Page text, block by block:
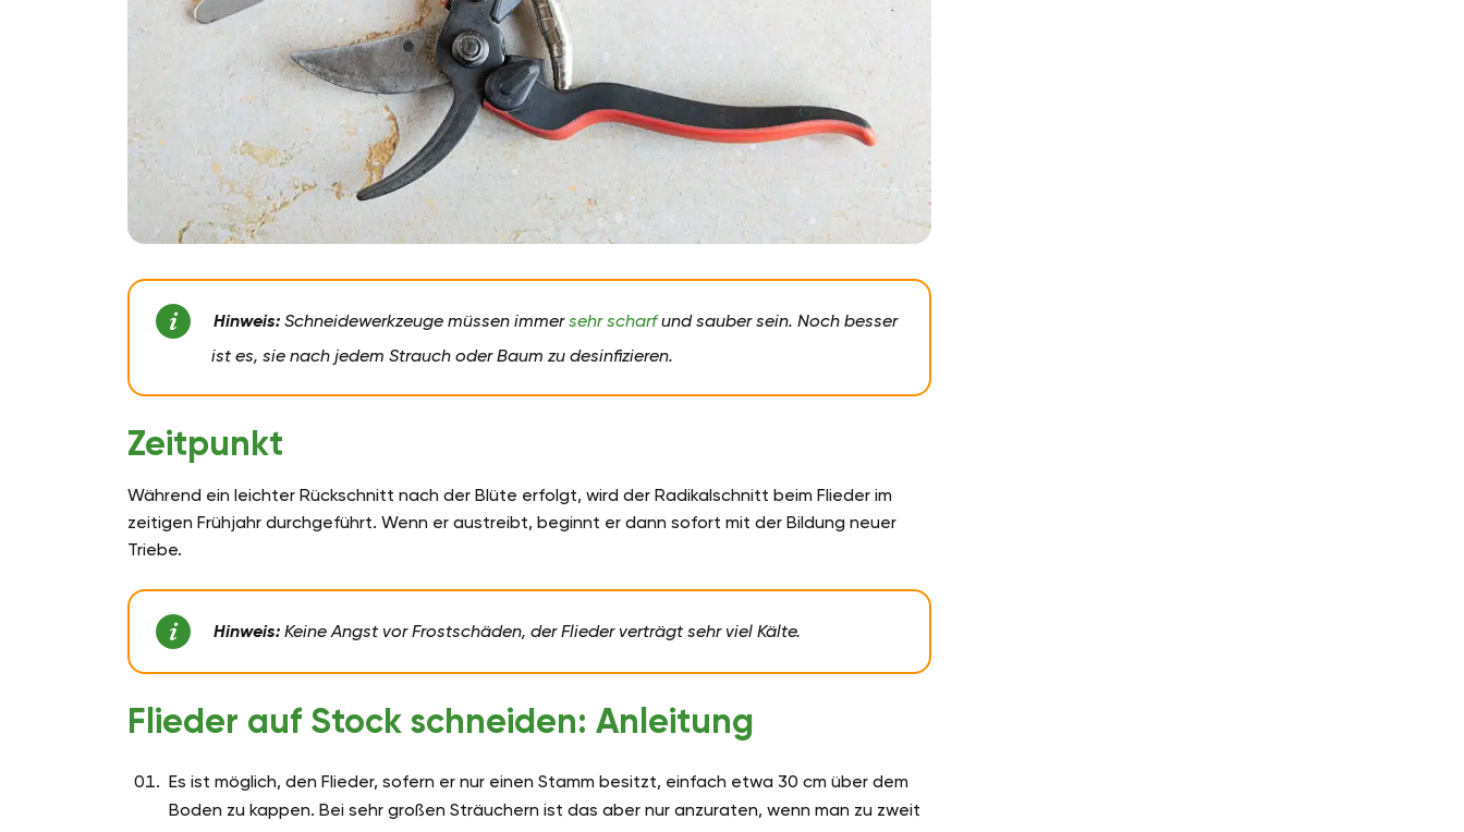
Hinweis:Schneidewerkzeuge müssen immersehr scharfund sauber sein. Noch besser
ist es, sie nach jedem Strauch oder Baum zu desinfizieren.
Zeitpunkt
Während ein leichter Rückschnitt nach der Blüte erfolgt, wird der Radikalschnitt beim Flieder im
zeitigen Frühjahr durchgeführt. Wenn er austreibt, beginnt er dann sofort mit der Bildung neuer
Triebe.
Hinweis: Keine Angst vor Frostschäden, der Flieder verträgt sehr viel Kälte.
Flieder auf Stock schneiden: Anleitung
Es ist möglich, den Flieder, sofern er nur einen Stamm besitzt, einfach etwa 30 cm über dem
Boden zu kappen. Bei sehr großen Sträuchern ist das aber nur anzuraten, wenn man zu zweit